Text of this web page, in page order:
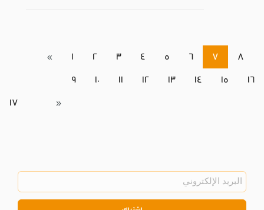
« 1 2 3 4 5 6 7 8
9 10 11 12 13 14 15 16
17 »